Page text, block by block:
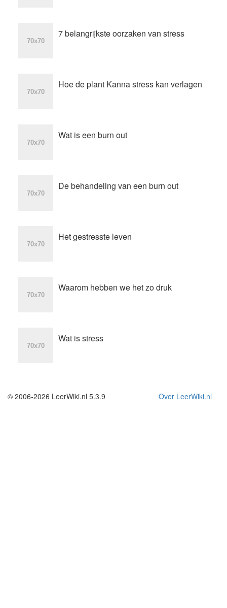
7 belangrijkste oorzaken van stress
Hoe de plant Kanna stress kan verlagen
Wat is een burn out
De behandeling van een burn out
Het gestresste leven
Waarom hebben we het zo druk
Wat is stress
Over LeerWiki.nl
© 2006-2026 LeerWiki.nl 5.3.9